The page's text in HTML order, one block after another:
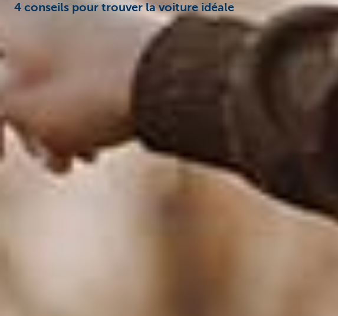
4 conseils pour trouver la voiture idéale